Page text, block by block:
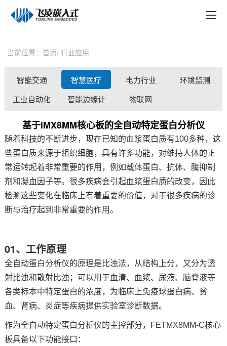
方案定制
关于飞凌
天猫商城
淘宝商城
技术论坛
在线购买
当前位置： 首页 行业应用
智能交通 智慧医疗 电力行业 环境监测
工业自动化 智能边缘计
算
物联网
基于iMX8MM核心板的全自动特定蛋白分析仪
随着科技的不断进步，现在已知的血浆蛋白质有100多种，这
些蛋白质来源于组织细胞，具有许多功能，对维持人体的正
常运转起着非常重要的作用，例如载体蛋白、抗体、酶抑制
剂和凝血因子等。 很多疾病会引起血浆蛋白质的改变，因此
检测这些变化在临床上有着重要的价值，对于很多疾病的诊
断与治疗起到非常重要的作用。
01、工作原理
全自动蛋白分析仪的原理是比浊法，从结构上分，又分为透
射比浊和散射比浊；可以用于血清、血浆、尿液、脑脊液等
各类标本中特定蛋白的浓度，为临床上免疫球蛋白病、贫
血、肾病、炎症等疾病提供实验室诊断数据。
作为全自动特定蛋白分析仪的主控部分，FETMX8MM-C核心
板具备以下功能接口：